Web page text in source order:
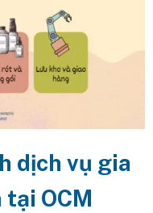
dịch vụ gia
OCM